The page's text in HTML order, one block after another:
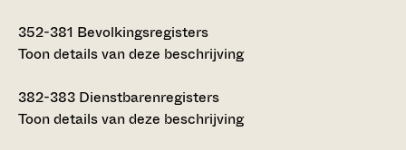
352-381 Bevolkingsregisters
Toon details van deze beschrijving
382-383 Dienstbarenregisters
Toon details van deze beschrijving